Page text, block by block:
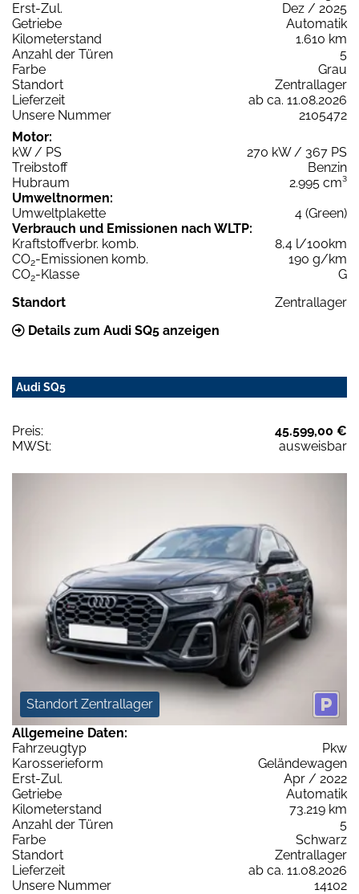
Erst-Zul.
Dez / 2025
Getriebe
Automatik
Kilometerstand
1.610 km
Anzahl der Türen
5
Farbe
Grau
Standort
Zentrallager
Lieferzeit
ab ca. 11.08.2026
Unsere Nummer
2105472
Motor:
kW / PS
270 kW / 367 PS
Treibstoff
Benzin
Hubraum
2.995 cm³
Umweltnormen:
Umweltplakette
4 (Green)
Verbrauch und Emissionen nach WLTP:
Kraftstoffverbr. komb.
8,4 l/100km
CO2-Emissionen komb.
190 g/km
CO2-Klasse
G
Standort
Zentrallager
Details zum Audi SQ5 anzeigen
Audi SQ5
Preis:
45.599,00 €
MWSt:
ausweisbar
Standort Zentrallager
Allgemeine Daten:
Fahrzeugtyp
Pkw
Karosserieform
Geländewagen
Erst-Zul.
Apr / 2022
Getriebe
Automatik
Kilometerstand
73.219 km
Anzahl der Türen
5
Farbe
Schwarz
Standort
Zentrallager
Lieferzeit
ab ca. 11.08.2026
Unsere Nummer
14102